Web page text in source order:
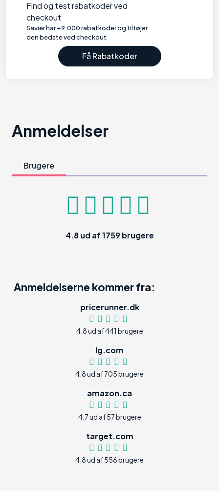
Find og test rabatkoder ved
checkout
Savier har +9.000 rabatkoder og tilføjer
den bedste ved checkout
Få Rabatkoder
Anmeldelser
Brugere
4.8ud af1759brugere
Anmeldelserne kommer fra:
pricerunner.dk
4.8 ud af 441 brugere
lg.com
4.8 ud af 705 brugere
amazon.ca
4.7 ud af 57 brugere
target.com
4.8 ud af 556 brugere